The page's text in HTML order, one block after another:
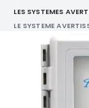
LES SYSTEMES
LE SYSTEME